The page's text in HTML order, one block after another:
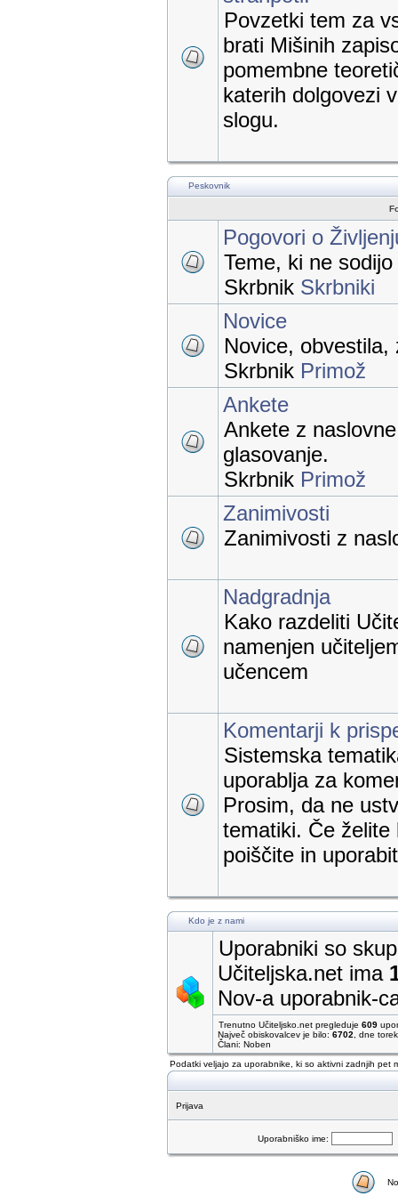
Povzetki tem za
brati Mišinih
pomembne
katerih dolgovezi
slogu.
Peskovnik
Pogovori o
Teme, ki ne
Skrbnik Skrbniki
Novice
Novice, obvestila,
Skrbnik Primož
Ankete
Ankete z
glasovanje.
Skrbnik Primož
Zanimivosti
Zanimivosti z
Nadgradnja
Kako razdeliti
namenjen
učencem
Komentarji k
Sistemska
uporablja za
Prosim, da ne
tematiki. Če želite
poiščite in
Kdo je z nami
Uporabniki so
Učiteljska.net ima
Nov-a uporabnik-
Trenutno Učiteljsko.net pregleduje 609
Največ obiskovalcev je bilo: 6702 , dne
Člani: Noben
Podatki veljajo za uporabnike, ki so aktivni zadnjih pet
Prijava
Uporabniško ime: